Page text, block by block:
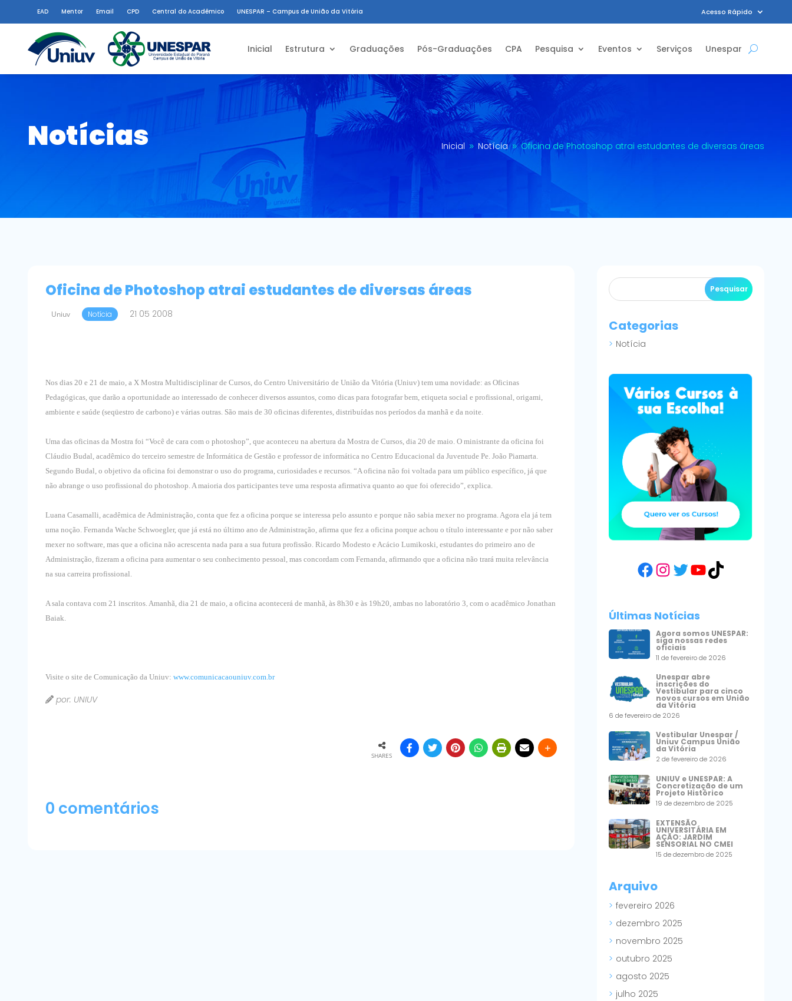
EAD Mentor Email CPD Central do Acadêmico UNESPAR – Campus de União da Vitória Acesso Rápido
Inicial Estrutura Graduações Pós-Graduações CPA Pesquisa Eventos Serviços Unespar
Notícias Inicial 9 Notícia 9 Oficina de Photoshop atrai estudantes de diversas áreas
Oficina de Photoshop atrai estudantes de diversas áreas
Uniuv Notícia 21 05 2008
Nos dias 20 e 21 de maio, a X Mostra Multidisciplinar de Cursos, do Centro Universitário de União da Vitória (Uniuv) tem uma novidade: as Oficinas
Pedagógicas, que darão a oportunidade ao interessado de conhecer diversos assuntos, como dicas para fotografar bem, etiqueta social e profissional, origami,
ambiente e saúde (seqüestro de carbono) e várias outras. São mais de 30 oficinas diferentes, distribuídas nos períodos da manhã e da noite.
Uma das oficinas da Mostra foi “Você de cara com o photoshop”, que aconteceu na abertura da Mostra de Cursos, dia 20 de maio. O ministrante da oficina foi
Cláudio Budal, acadêmico do terceiro semestre de Informática de Gestão e professor de informática no Centro Educacional da Juventude Pe. João Piamarta.
Segundo Budal, o objetivo da oficina foi demonstrar o uso do programa, curiosidades e recursos. “A oficina não foi voltada para um público específico, já que
não abrange o uso profissional do photoshop. A maioria dos participantes teve uma resposta afirmativa quanto ao que foi oferecido”, explica.
Luana Casamalli, acadêmica de Administração, conta que fez a oficina porque se interessa pelo assunto e porque não sabia mexer no programa. Agora ela já tem
uma noção. Fernanda Wache Schwoegler, que já está no último ano de Administração, afirma que fez a oficina porque achou o título interessante e por não saber
mexer no software, mas que a oficina não acrescenta nada para a sua futura profissão. Ricardo Modesto e Acácio Lumikoski, estudantes do primeiro ano de
Administração, fizeram a oficina para aumentar o seu conhecimento pessoal, mas concordam com Fernanda, afirmando que a oficina não trará muita relevância
na sua carreira profissional.
A sala contava com 21 inscritos. Amanhã, dia 21 de maio, a oficina acontecerá de manhã, às 8h30 e às 19h20, ambas no laboratório 3, com o acadêmico Jonathan
Baiak.
Visite o site de Comunicação da Uniuv: www.comunicacaouniuv.com.br
por: UNIUV
SHARES
0 comentários
Categorias
Notícia
Facebook
Instagram
Twitter
YouTube
TikTok
Últimas Notícias
Agora somos UNESPAR:
siga nossas redes
oficiais
11 de fevereiro de 2026
Unespar abre
inscrições do
Vestibular para cinco
novos cursos em União
da Vitória
6 de fevereiro de 2026
Vestibular Unespar /
Uniuv Campus União
da Vitória
2 de fevereiro de 2026
UNIUV e UNESPAR: A
Concretização de um
Projeto Histórico
19 de dezembro de 2025
EXTENSÃO
UNIVERSITÁRIA EM
AÇÃO: JARDIM
SENSORIAL NO CMEI
15 de dezembro de 2025
Arquivo
fevereiro 2026
dezembro 2025
novembro 2025
outubro 2025
agosto 2025
julho 2025